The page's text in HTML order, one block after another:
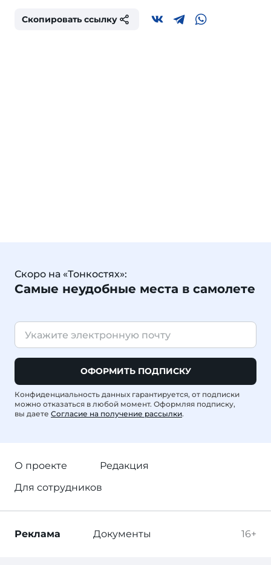
Скопировать ссылку
Скоро на «Тонкостях»:
Самые неудобные места в самолете
ОФОРМИТЬ ПОДПИСКУ
Конфиденциальность данных гарантируется, от подписки
можно отказаться в любой момент. Оформляя подписку,
вы даете Согласие на получение рассылки.
О проекте
Редакция
Для сотрудников
16+
Реклама Документы